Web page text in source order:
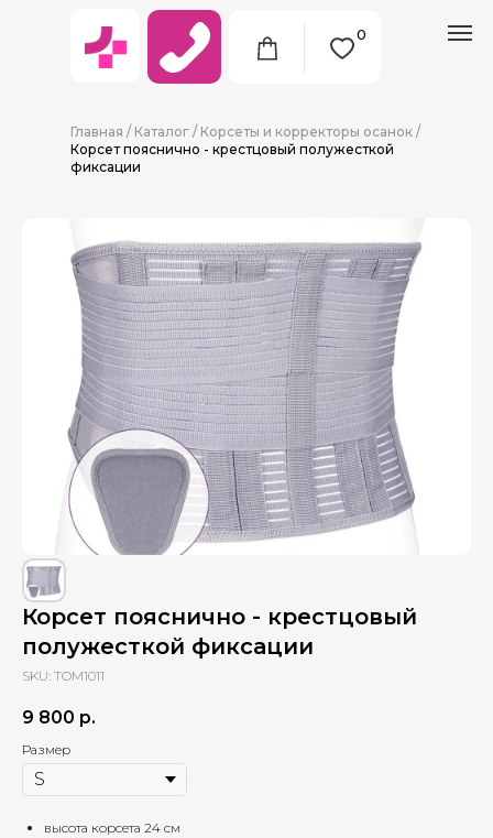
0
8 (911) 712-09-38
Главная / Каталог / Корсеты и корректоры осанок /
Корсет пояснично - крестцовый полужесткой
фиксации
Корсет пояснично - крестцовый
полужесткой фиксации
SKU: TOM1011
9 800 р.
Размер
высота корсета 24 см